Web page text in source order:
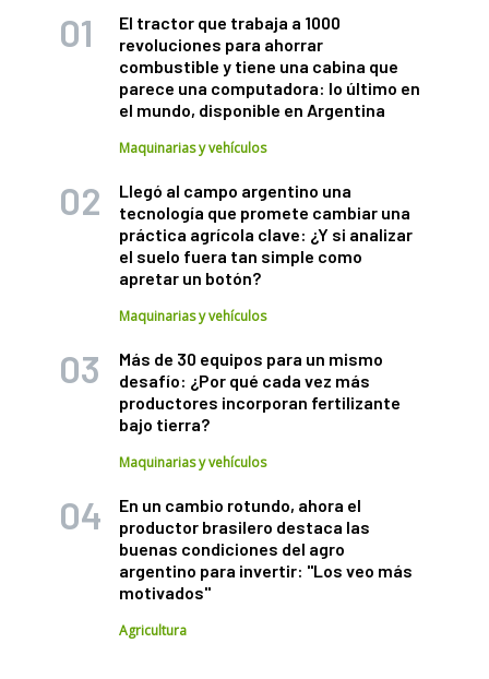
El tractor que trabaja a 1000
revoluciones para ahorrar
combustible y tiene una cabina que
parece una computadora: lo último en
el mundo, disponible en Argentina
Maquinarias y vehículos
Llegó al campo argentino una
tecnología que promete cambiar una
práctica agrícola clave: ¿Y si analizar
el suelo fuera tan simple como
apretar un botón?
Maquinarias y vehículos
Más de 30 equipos para un mismo
desafío: ¿Por qué cada vez más
productores incorporan fertilizante
bajo tierra?
Maquinarias y vehículos
En un cambio rotundo, ahora el
productor brasilero destaca las
buenas condiciones del agro
argentino para invertir: "Los veo más
motivados"
Agricultura